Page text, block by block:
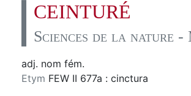
CEINTURÉ
Sciences de la nature
adj. nom fém.
Etym FEW II 677a : cinctura